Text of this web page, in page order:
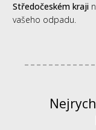
Středočeském kraji
vašeho odpadu.